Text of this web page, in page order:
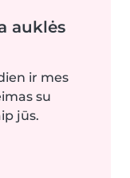
auklės
ir mes
su
jūs.